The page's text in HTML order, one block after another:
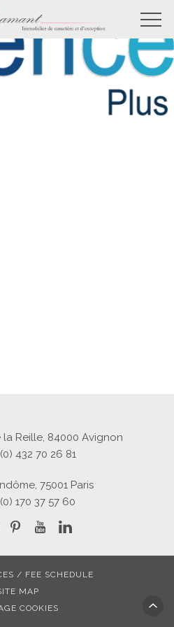
la Reille, 84000 Avignon
432 70 26 81
75001 Paris
170 37 57 60
/ FEE SCHEDULE
MAP
COOKIES